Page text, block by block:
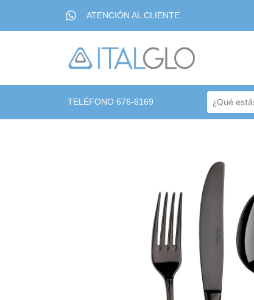
ATENCIÓN AL CLIENTE
TELÉFONO 676-6169